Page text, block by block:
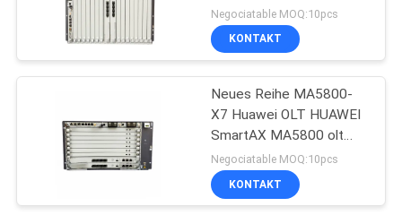
NOKIA GPON ONU
Olt MPLA/MPLB-Energie
Gpon Epon MA5800x15
Energie-DCs PILA
Negociatable MOQ:10pcs
KONTAKT
Neues Reihe MA5800-
X7 Huawei OLT HUAWEI
SmartAX MA5800 olt
ma5800x7
Negociatable MOQ:10pcs
KONTAKT